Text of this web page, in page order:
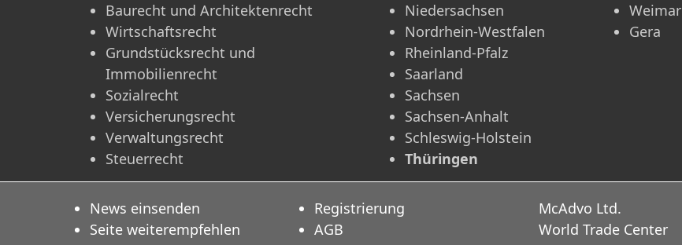
Baurecht und Architektenrecht
Wirtschaftsrecht
Grundstücksrecht und
Immobilienrecht
Sozialrecht
Versicherungsrecht
Verwaltungsrecht
Steuerrecht
Niedersachsen
Nordrhein-Westfalen
Rheinland-Pfalz
Saarland
Sachsen
Sachsen-Anhalt
Schleswig-Holstein
Thüringen
Weimar
Gera
News einsenden
Seite weiterempfehlen
Registrierung
AGB
McAdvo Ltd.
World Trade Center